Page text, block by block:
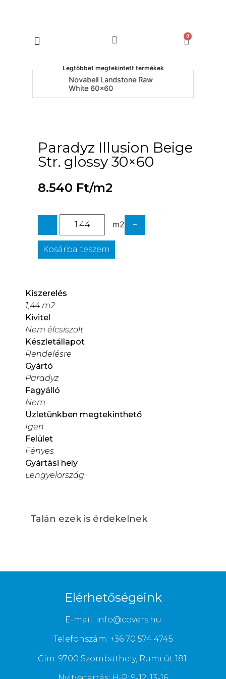
0
Legtöbbet megtekintett termékek
Novabell Landstone Raw
White 60x60
Paradyz Illusion Beige
Str. glossy 30×60
8.540 Ft/m2
- m2 +
Kosárba teszem
Kiszerelés
1,44 m2
Kivitel
Nem élcsiszolt
Készletállapot
Rendelésre
Gyártó
Paradyz
Fagyálló
Nem
Üzletünkben megtekinthető
Igen
Felület
Fényes
Gyártási hely
Lengyelország
Talán ezek is érdekelnek
Elérhetőségeink
E-mail: info@covers.hu
Telefonszám: +36 70 574 4745
Cím: 9700 Szombathely, Rumi út 181.